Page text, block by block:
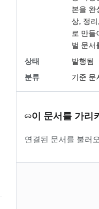
본을 완
상, 정
로 만들
벌 문서
상태
발행됨
분류
기준 문
이 문서를 가리
연결된 문서를 불러